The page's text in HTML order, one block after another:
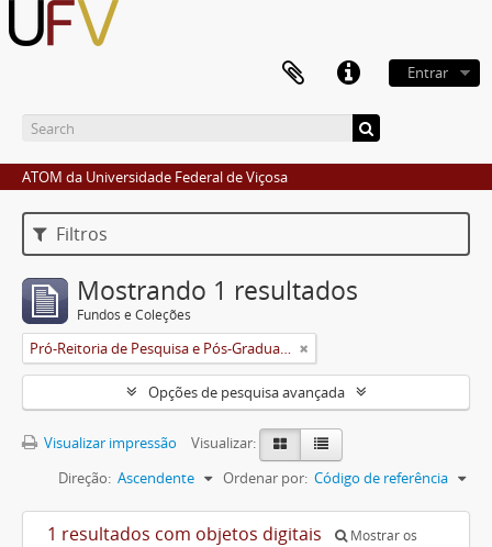
Entrar
ATOM da Universidade Federal de Viçosa
Filtros
Mostrando 1 resultados
Fundos e Coleções
Pró-Reitoria de Pesquisa e Pós-Graduação
Opções de pesquisa avançada
Visualizar impressão
Visualizar:
Ordenar por: Código de referência
Direção: Ascendente
1 resultados com objetos digitais
Mostrar os